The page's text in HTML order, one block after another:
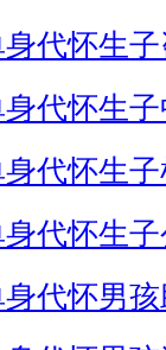
代怀生子
代怀生
代怀生子
代怀生子
代怀男